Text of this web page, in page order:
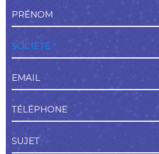
PRÉNOM
SOCIÉTÉ *
EMAIL
TÉLÉPHONE
SUJET